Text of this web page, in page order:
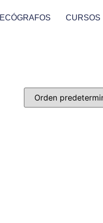
ECÓGRAFOS CURSOS